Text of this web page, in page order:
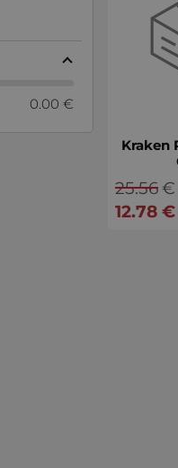
Kraken
25.56€
12.78 €
0.00 €